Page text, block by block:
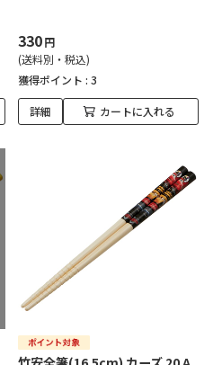
330円
(送料別・税込)
獲得ポイント : 3
詳細 カートに入れる